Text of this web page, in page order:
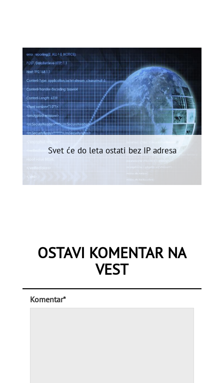
Svet će do leta ostati bez IP adresa
OSTAVI KOMENTAR NA
VEST
Komentar*